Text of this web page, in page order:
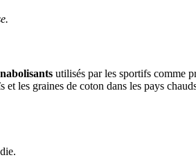
utilisés par les sportifs comme
les graines de coton dans les pays